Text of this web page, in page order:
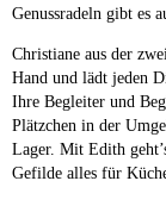
Genussradeln gibt es
Christiane aus der
Hand und lädt jeden
Ihre Begleiter und
Plätzchen in der
Lager. Mit Edith
Gefilde alles für